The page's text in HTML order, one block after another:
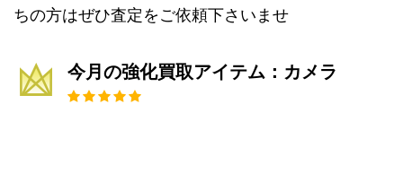
ちの方はぜひ査定をご依頼下さいませ
今月の強化買取アイテム：カメラ